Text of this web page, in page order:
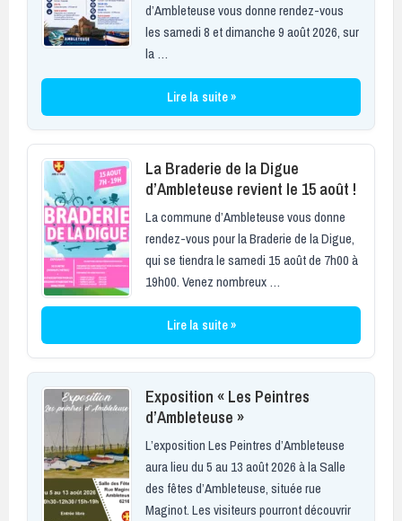
d’Ambleteuse vous donne rendez-vous
les samedi 8 et dimanche 9 août 2026, sur
la …
Lire la suite »
La Braderie de la Digue
d’Ambleteuse revient le 15 août !
La commune d’Ambleteuse vous donne
rendez-vous pour la Braderie de la Digue,
qui se tiendra le samedi 15 août de 7h00 à
19h00. Venez nombreux …
Lire la suite »
Exposition « Les Peintres
d’Ambleteuse »
L’exposition Les Peintres d’Ambleteuse
aura lieu du 5 au 13 août 2026 à la Salle
des fêtes d’Ambleteuse, située rue
Maginot. Les visiteurs pourront découvrir